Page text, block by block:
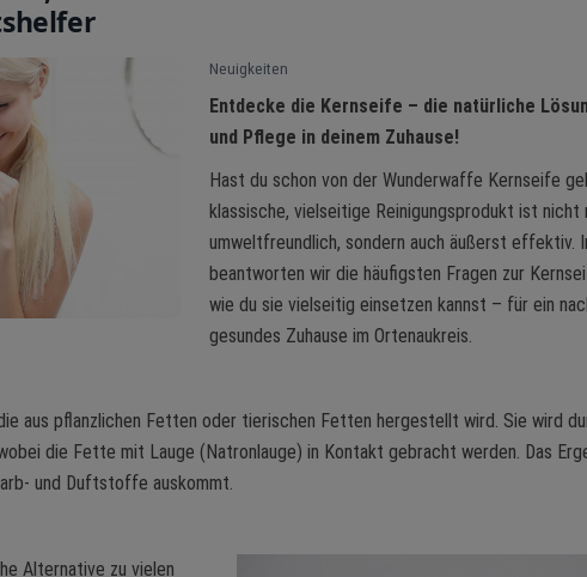
Neuigkeiten
Entdecke die Kernseife – die natürliche
und Pflege in deinem Zuhause!
Hast du schon von der Wunderwaffe Kernseife
klassische, vielseitige Reinigungsprodukt ist nicht
umweltfreundlich, sondern auch äußerst effektiv.
beantworten wir die häufigsten Fragen zur
wie du sie vielseitig einsetzen kannst – für ein
gesundes Zuhause im Ortenaukreis.
aus pflanzlichen Fetten oder tierischen Fetten hergestellt wird. Sie wird
die Fette mit Lauge (Natronlauge) in Kontakt gebracht werden. Das
und Duftstoffe auskommt.
Alternative zu vielen